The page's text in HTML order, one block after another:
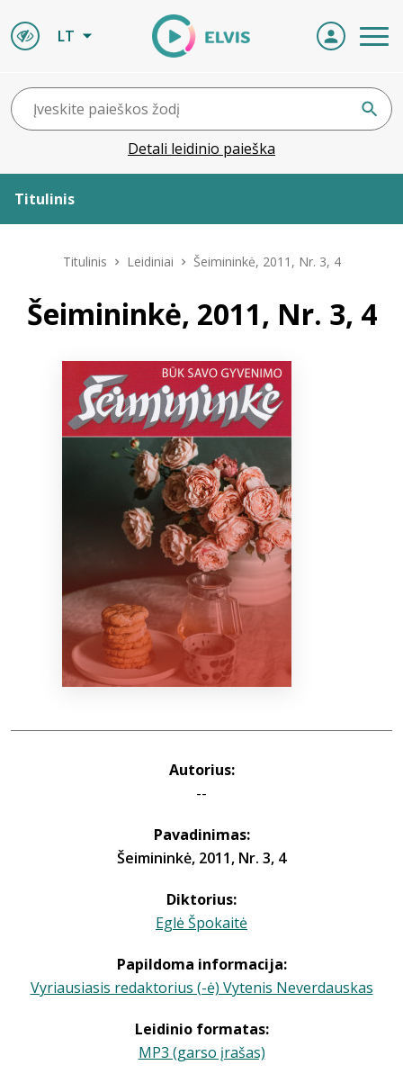
LT
Detali leidinio paieška
Titulinis
Leidiniai
Naujienos
+370 667 80 541
info@elvislab.lt
Titulinis Leidiniai Šeimininkė, 2011, Nr. 3, 4
Šeimininkė, 2011, Nr. 3, 4
Autorius:
--
Pavadinimas:
Šeimininkė, 2011, Nr. 3, 4
Diktorius:
Eglė Špokaitė
Papildoma informacija:
Vyriausiasis redaktorius (-ė) Vytenis Neverdauskas
Leidinio formatas:
MP3 (garso įrašas)